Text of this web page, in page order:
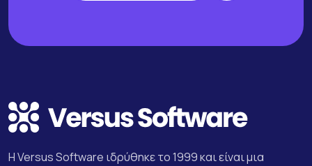
Η Versus Software ιδρύθηκε το 1999 και είναι μια